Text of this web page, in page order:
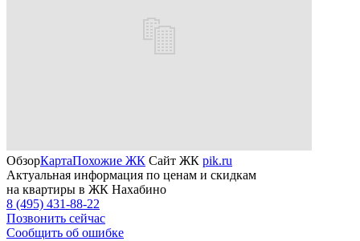
ОбзорКартаПохожие ЖК Сайт ЖК pik.ru
Актуальная информация по ценам и скидкам
на квартиры в ЖК Нахабино
8 (495) 431-88-22
Позвонить сейчас
Сообщить об ошибке